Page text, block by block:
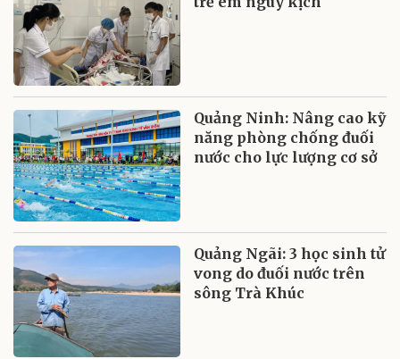
Quảng Ninh: Nâng cao kỹ
năng phòng chống đuối
nước cho lực lượng cơ sở
Quảng Ngãi: 3 học sinh tử
vong do đuối nước trên
sông Trà Khúc